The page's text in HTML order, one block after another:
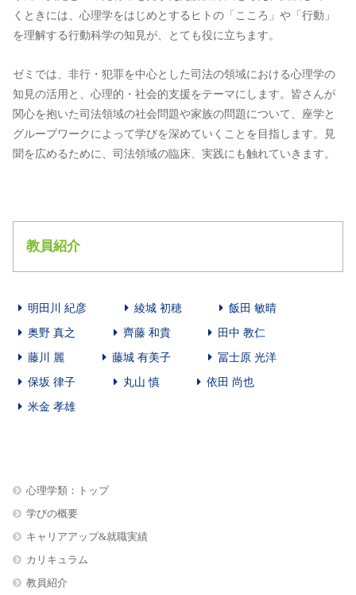
くときには、心理学をはじめとするヒトの「こころ」や「行動」
を理解する行動科学の知見が、とても役に立ちます。
ゼミでは、非行・犯罪を中心とした司法の領域における心理学の
知見の活用と、心理的・社会的支援をテーマにします。皆さんが
関心を抱いた司法領域の社会問題や家族の問題について、座学と
グループワークによって学びを深めていくことを目指します。見
聞を広めるために、司法領域の臨床、実践にも触れていきます。
教員紹介
明田川 紀彦 綾城 初穂
飯田 敏晴
奥野 真之
齊藤 和貴
田中 教仁
藤川 麗
藤城 有美子
冨士原 光洋
保坂 律子
丸山 慎
依田 尚也
米金 孝雄
心理学類：トップ
学びの概要
キャリアアップ&就職実績
カリキュラム
教員紹介